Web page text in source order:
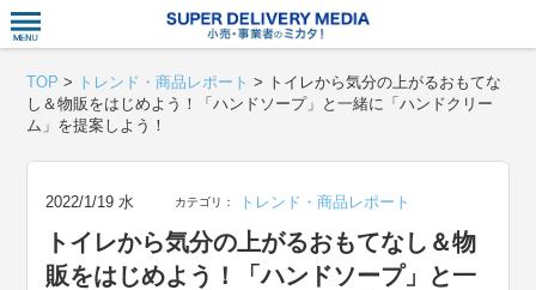
TOP > トレンド・商品レポート > トイレから気分の上がるおもてな
し＆物販をはじめよう！「ハンドソープ」と一緒に「ハンドクリー
ム」を提案しよう！
2022/1/19 水 カテゴリ： トレンド・商品レポート
トイレから気分の上がるおもてなし＆物
販をはじめよう！「ハンドソープ」と一